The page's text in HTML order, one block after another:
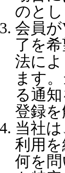
のと
会員
了を
法に
ます
る通
登録
当社
利用
何を